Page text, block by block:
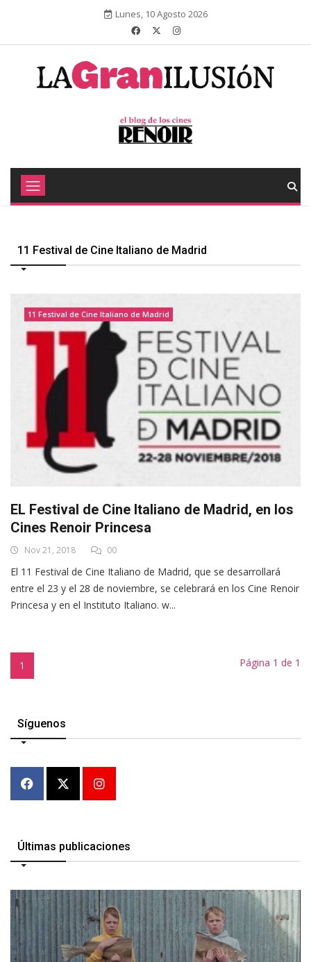
Lunes, 10 Agosto 2026
11 Festival de Cine Italiano de Madrid
11 Festival de Cine Italiano de Madrid
EL Festival de Cine Italiano de Madrid, en los
Cines Renoir Princesa
Nov 21, 2018 00
El 11 Festival de Cine Italiano de Madrid, que se desarrollará
entre el 23 y el 28 de noviembre, se celebrará en los Cine Renoir
Princesa y en el Instituto Italiano. w...
1 Página 1 de 1
Síguenos
Últimas publicaciones